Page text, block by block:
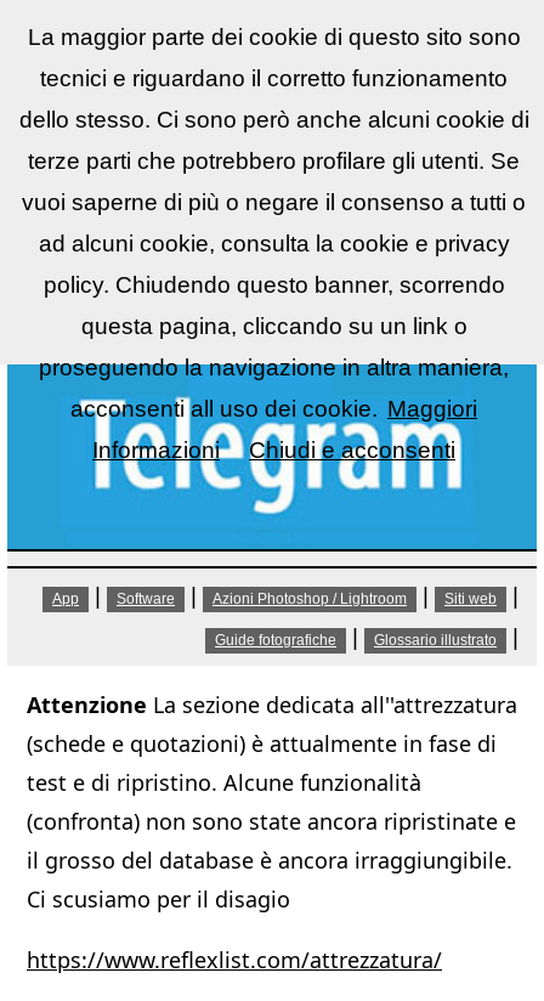
ReflexLIST▼
App Software Azioni Photoshop / Lightroom Siti web
Guide fotografiche Glossario illustrato
Attenzione La sezione dedicata all''attrezzatura
(schede e quotazioni) è attualmente in fase di
test e di ripristino. Alcune funzionalità
(confronta) non sono state ancora ripristinate e
il grosso del database è ancora irraggiungibile.
Ci scusiamo per il disagio
https://www.reflexlist.com/attrezzatura/
La maggior parte dei cookie di questo sito sono
tecnici e riguardano il corretto funzionamento
dello stesso. Ci sono però anche alcuni cookie di
terze parti che potrebbero profilare gli utenti. Se
vuoi saperne di più o negare il consenso a tutti o
ad alcuni cookie, consulta la cookie e privacy
policy. Chiudendo questo banner, scorrendo
questa pagina, cliccando su un link o
proseguendo la navigazione in altra maniera,
acconsenti all uso dei cookie. Maggiori
Informazioni
Chiudi e acconsenti